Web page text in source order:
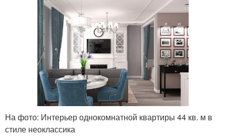
На фото: Интерьер однокомнатной квартиры 44 кв. м в
стиле неоклассика